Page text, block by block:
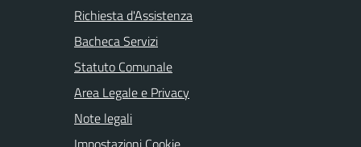
Richiesta d'Assistenza
Bacheca Servizi
Statuto Comunale
Area Legale e Privacy
Note legali